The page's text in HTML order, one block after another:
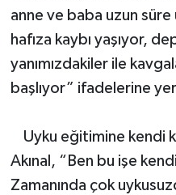
anne ve baba uzun süre
hafıza kaybı yaşıyor,
yanımızdakiler ile
başlıyor” ifadelerine
Uyku eğitimine kendi
Akınal, “Ben bu işe
Zamanında çok